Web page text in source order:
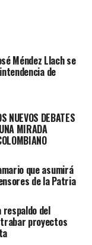
Méndez Llach se
de
NUEVOS DEBATES
MIRADA
que asumirá
de la Patria
respaldo del
proyectos